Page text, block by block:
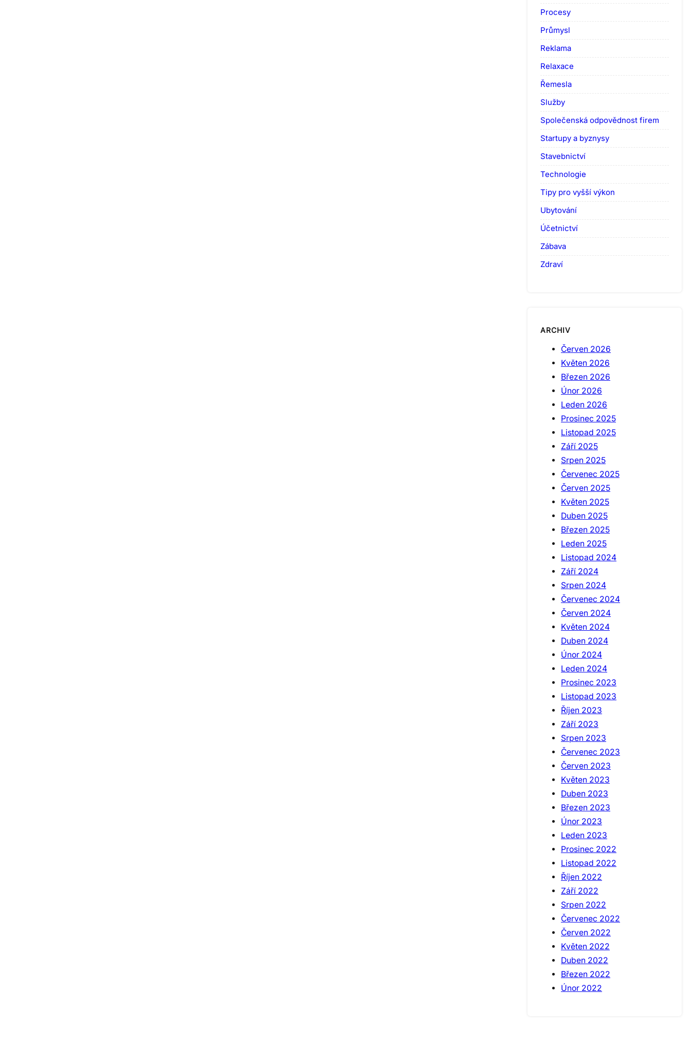
Procesy
Průmysl
Reklama
Relaxace
Řemesla
Služby
Společenská odpovědnost firem
Startupy a byznysy
Stavebnictví
Technologie
Tipy pro vyšší výkon
Ubytování
Účetnictví
Zábava
Zdraví
ARCHIV
Červen 2026
Květen 2026
Březen 2026
Únor 2026
Leden 2026
Prosinec 2025
Listopad 2025
Září 2025
Srpen 2025
Červenec 2025
Červen 2025
Květen 2025
Duben 2025
Březen 2025
Leden 2025
Listopad 2024
Září 2024
Srpen 2024
Červenec 2024
Červen 2024
Květen 2024
Duben 2024
Únor 2024
Leden 2024
Prosinec 2023
Listopad 2023
Říjen 2023
Září 2023
Srpen 2023
Červenec 2023
Červen 2023
Květen 2023
Duben 2023
Březen 2023
Únor 2023
Leden 2023
Prosinec 2022
Listopad 2022
Říjen 2022
Září 2022
Srpen 2022
Červenec 2022
Červen 2022
Květen 2022
Duben 2022
Březen 2022
Únor 2022